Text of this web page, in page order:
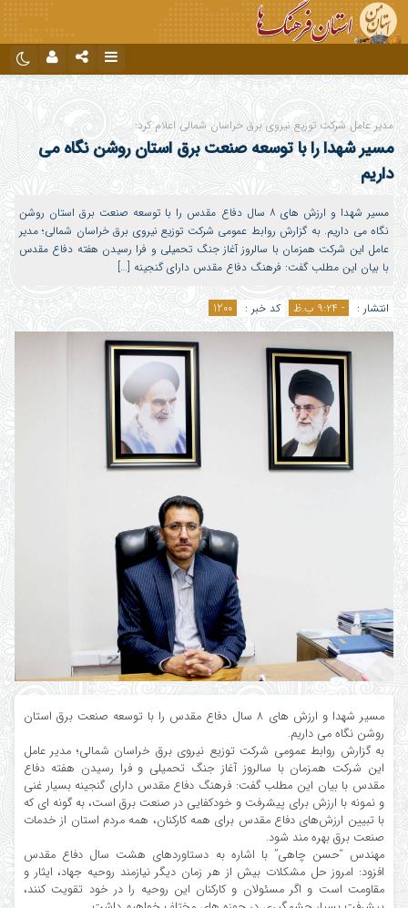
تلگرام نام کاربری یا نشانی ایمیل
رمز عبور
مرا به خاطر بسپار
مدیر عامل شرکت توزیع نیروی برق خراسان شمالی اعلام کرد:
مسیر شهدا را با توسعه صنعت برق استان روشن نگاه می
داریم
مسیر شهدا و ارزش های ۸ سال دفاع مقدس را با توسعه صنعت برق استان روشن
نگاه می داریم. به گزارش روابط عمومی شرکت توزیع نیروی برق خراسان شمالی؛ مدیر
عامل این شرکت همزمان با سالروز آغاز جنگ تحمیلی و فرا رسیدن هفته دفاع مقدس
با بیان این مطلب گفت: فرهنگ دفاع مقدس دارای گنجینه […]
انتشار : - ۹:۲۴ ب.ظ کد خبر : 1200
مسیر شهدا و ارزش های ۸ سال دفاع مقدس را با توسعه صنعت برق استان
روشن نگاه می داریم.
به گزارش روابط عمومی شرکت توزیع نیروی برق خراسان شمالی؛ مدیر عامل
این شرکت همزمان با سالروز آغاز جنگ تحمیلی و فرا رسیدن هفته دفاع
مقدس با بیان این مطلب گفت: فرهنگ دفاع مقدس دارای گنجینه بسیار غنی
و نمونه با ارزش برای پیشرفت و خودکفایی در صنعت برق است، به گونه ای که
با تبیین ارزش‌های دفاع مقدس برای همه کارکنان، همه مردم استان از خدمات
صنعت برق بهره مند شود.
مهندس “حسن چاهی” با اشاره به دستاوردهای هشت سال دفاع مقدس
افزود: امروز حل مشکلات بیش از هر زمان دیگر نیازمند روحیه جهاد، ایثار و
مقاومت است و اگر مسئولان و کارکنان این روحیه را در خود تقویت کنند،
دیدگاه های ارسال شده توسط شما، پس از تایید توسط تیم مدیریت در وب
منتشر خواهد شد.
پیام هایی که حاوی تهمت یا افترا باشد منتشر نخواهد شد.
پیام هایی که به غیر از زبان فارسی یا غیر مرتبط باشد منتشر نخواهد شد.